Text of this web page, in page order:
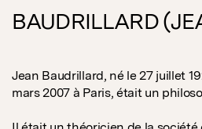
BAUDRILLARD
Jean Baudrillard, né le 27 juillet
mars 2007 à Paris, était un